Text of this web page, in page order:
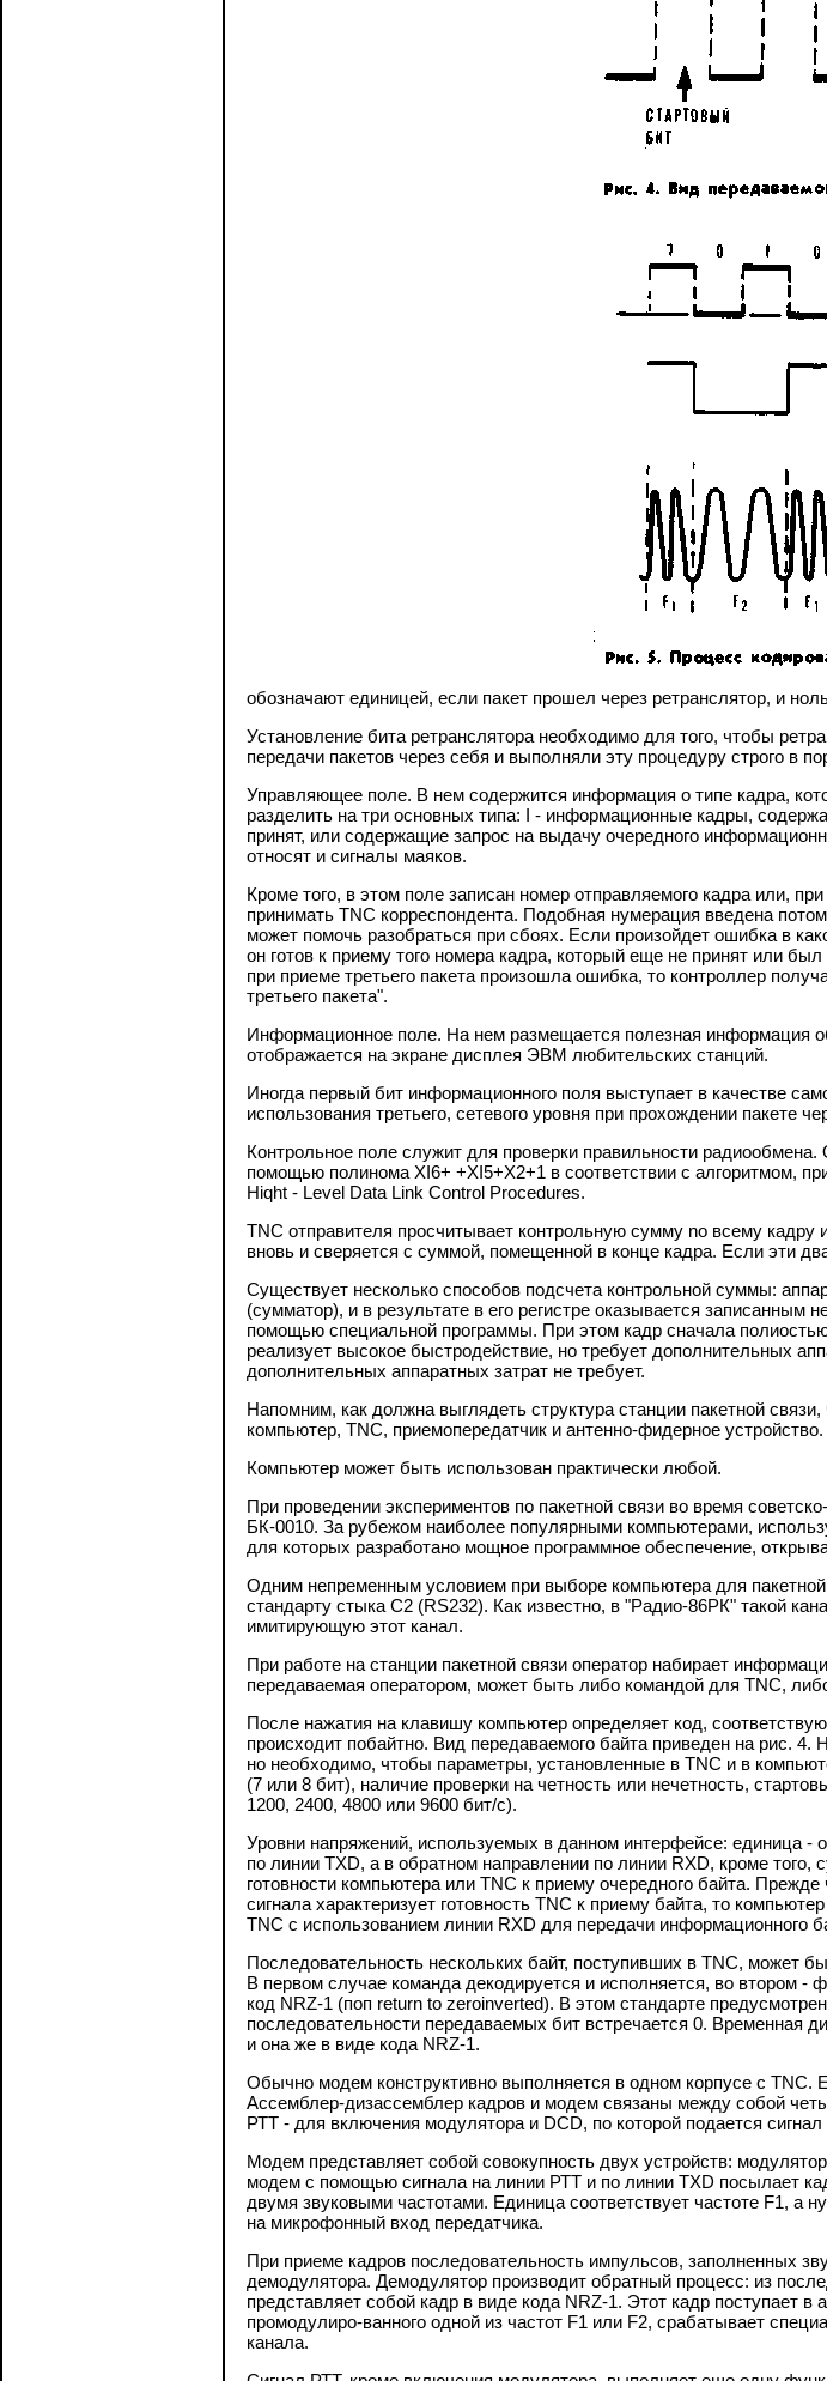
обозначают единицей, если пакет прошел через ретранслятор, и
Установление бита ретранслятора необходимо для того, чтобы
передачи пакетов через себя и выполняли эту процедуру строго в
Управляющее поле. В нем содержится информация о типе кадра,
разделить на три основных типа: I - информационные кадры,
принят, или содержащие запрос на выдачу очередного
относят и сигналы маяков.
Кроме того, в этом поле записан номер отправляемого кадра или,
принимать TNC корреспондента. Подобная нумерация введена
может помочь разобраться при сбоях. Если произойдет ошибка в
он готов к приему того номера кадра, который еще не принят или
при приеме третьего пакета произошла ошибка, то контроллер
третьего пакета".
Информационное поле. На нем размещается полезная информация
отображается на экране дисплея ЭВМ любительских станций.
Иногда первый бит информационного поля выступает в качестве
использования третьего, сетевого уровня при прохождении пакете
Контрольное поле служит для проверки правильности
помощью полинома ХI6+ +XI5+X2+1 в соответствии с алгоритмом,
Hiqht - Level Data Link Control Procedures.
TNC отправителя просчитывает контрольную сумму no всему
вновь и сверяется с суммой, помещенной в конце кадра. Если эти
Существует несколько способов подсчета контрольной суммы:
(сумматор), и в результате в его регистре оказывается записанным
помощью специальной программы. При этом кадр сначала
реализует высокое быстродействие, но требует дополнительных
дополнительных аппаратных затрат не требует.
Напомним, как должна выглядеть структура станции пакетной
компьютер, TNC, приемопередатчик и антенно-фидерное устройство.
Компьютер может быть использован практически любой.
При проведении экспериментов по пакетной связи во время
БК-0010. За рубежом наиболее популярными компьютерами,
для которых разработано мощное программное обеспечение,
Одним непременным условием при выборе компьютера для
стандарту стыка С2 (RS232). Как известно, в "Радио-86РК" такой
имитирующую этот канал.
При работе на станции пакетной связи оператор набирает
передаваемая оператором, может быть либо командой для TNC,
После нажатия на клавишу компьютер определяет код,
происходит побайтно. Вид передаваемого байта приведен на рис.
но необходимо, чтобы параметры, установленные в TNC и в
(7 или 8 бит), наличие проверки на четность или нечетность,
1200, 2400, 4800 или 9600 бит/с).
Уровни напряжений, используемых в данном интерфейсе: единица
по линии TXD, а в обратном направлении по линии RXD, кроме
готовности компьютера или TNC к приему очередного байта.
сигнала характеризует готовность TNC к приему байта, то
TNC с использованием линии RXD для передачи информационного
Последовательность нескольких байт, поступивших в TNC, может
В первом случае команда декодируется и исполняется, во втором -
код NRZ-1 (поп return to zeroinverted). В этом стандарте
последовательности передаваемых бит встречается 0. Временная
и она же в виде кода NRZ-1.
Обычно модем конструктивно выполняется в одном корпусе с
Ассемблер-дизассемблер кадров и модем связаны между собой
РТТ - для включения модулятора и DCD, по которой подается
Модем представляет собой совокупность двух устройств:
модем с помощью сигнала на линии РТТ и по линии TXD посылает
двумя звуковыми частотами. Единица соответствует частоте F1, а
на микрофонный вход передатчика.
При приеме кадров последовательность импульсов, заполненных
демодулятора. Демодулятор производит обратный процесс: из
представляет собой кадр в виде кода NRZ-1. Этот кадр поступает
промодулиро-ванного одной из частот F1 или F2, срабатывает
канала.